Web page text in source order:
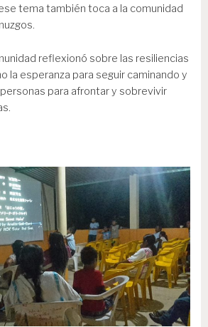
tema también toca a la comunidad
reflexionó sobre las resiliencias
la esperanza para seguir caminando y
para afrontar y sobrevivir